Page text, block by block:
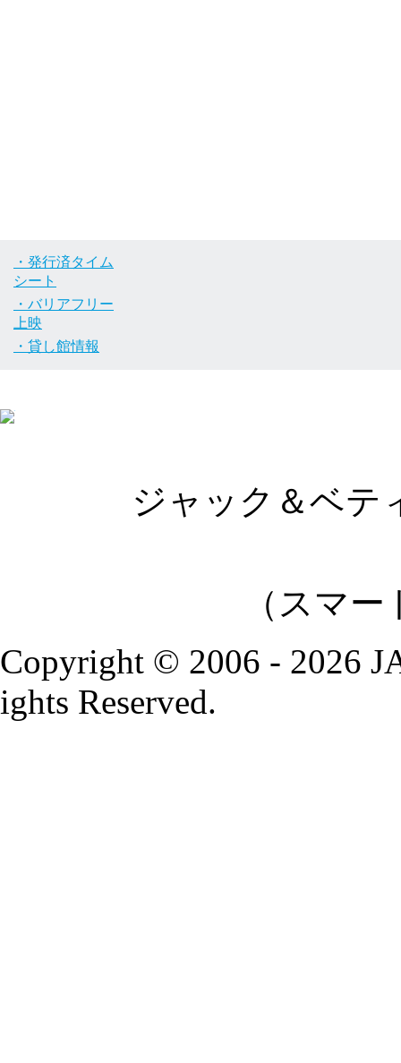
・発行済タイム
シート
・バリアフリー
上映
・貸し館情報
ジャック＆ベテ
（スマ
Copyright © 2006 - 2026
ights Reserved.